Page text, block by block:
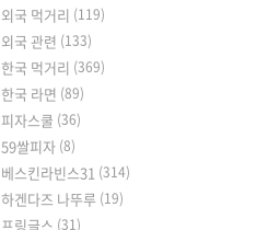
외국 먹거리 (119)
외국 관련 (133)
한국 먹거리 (369)
한국 라면 (89)
피자스쿨 (36)
59쌀피자 (8)
베스킨라빈스31 (314)
하겐다즈 나뚜루 (19)
프링글스 (31)